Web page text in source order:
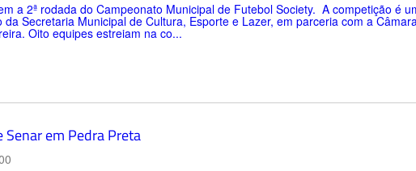
a 2ª rodada do Campeonato Municipal de Futebol Society. A competição é
da Secretaria Municipal de Cultura, Esporte e Lazer, em parceria com a
Oito equipes estreiam na co...
em Pedra Preta